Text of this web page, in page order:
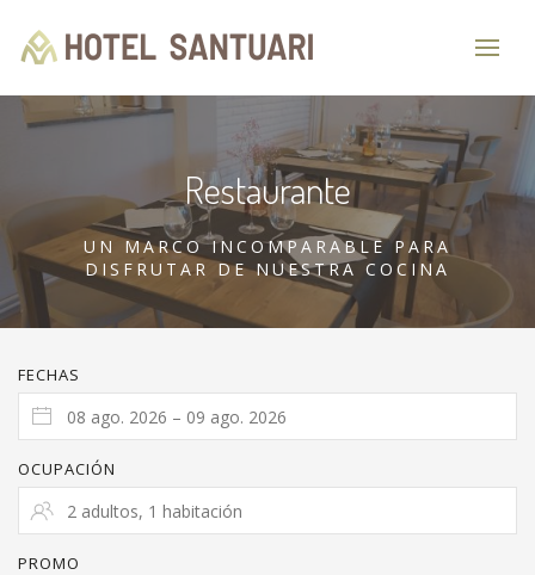
Restaurante
UN MARCO INCOMPARABLE PARA
DISFRUTAR DE NUESTRA COCINA
FECHAS
OCUPACIÓN
PROMO